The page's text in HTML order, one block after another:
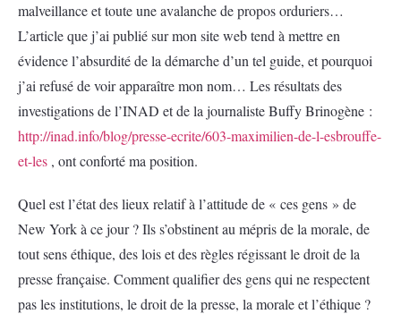
malveillance et toute une avalanche de propos orduriers…
L’article que j’ai publié sur mon site web tend à mettre en
évidence l’absurdité de la démarche d’un tel guide, et pourquoi
j’ai refusé de voir apparaître mon nom… Les résultats des
investigations de l’INAD et de la journaliste Buffy Brinogène :
http://inad.info/blog/presse-ecrite/603-maximilien-de-l-esbrouffe-
et-les , ont conforté ma position.
Quel est l’état des lieux relatif à l’attitude de « ces gens » de
New York à ce jour ? Ils s’obstinent au mépris de la morale, de
tout sens éthique, des lois et des règles régissant le droit de la
presse française. Comment qualifier des gens qui ne respectent
pas les institutions, le droit de la presse, la morale et l’éthique ?